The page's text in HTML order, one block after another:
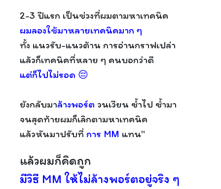
2-3 ปีแรก เป็นช่วงที่ผมตามหาเทคนิค
ผมลองใช้มาหลายเทคนิคมาก ๆ
ทั้ง แนวรับ-แนวต้าน การอ่านกราฟเปล่า
แล้วก็เทคนิคที่หลาย ๆ คนบอกว่าดี
แต่ก็ไปไม่รอด 😔
ยังกลับมาล้างพอร์ต วนเวียน ซ้ำไป ซ้ำมา
จนสุดท้ายผมก็เลิกตามหาเทคนิค
แล้วหันมาปรับที่ การ MM แทน"
แล้วผมก็คิดถูก
มีวิธี MM ให้ไม่ล้างพอร์ตอยู่จริง ๆ